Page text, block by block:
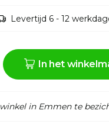
Levertijd 6 - 12
In het
in Emmen te